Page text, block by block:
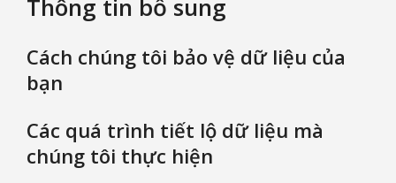
Thông tin bổ sung
Cách chúng tôi bảo vệ dữ liệu của
bạn
Các quá trình tiết lộ dữ liệu mà
chúng tôi thực hiện